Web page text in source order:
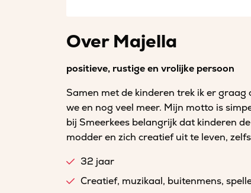
Over Majella
positieve, rustige en vrolijke persoon
Samen met de kinderen trek ik er graag
we en nog veel meer. Mijn motto is
bij Smeerkees belangrijk dat kinderen
modder en zich creatief uit te leven,
32 jaar
Creatief, muzikaal, buitenmens,